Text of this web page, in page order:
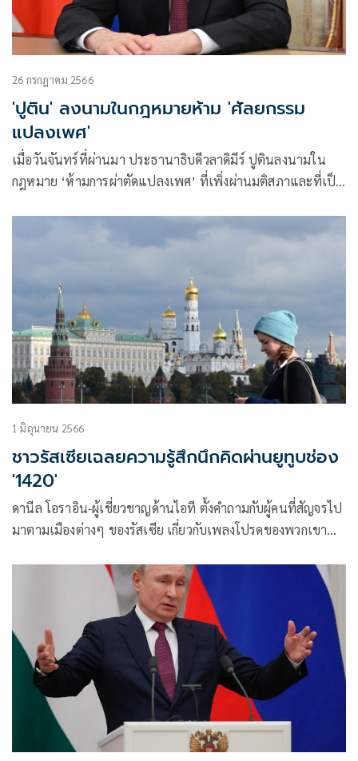
26 กรกฎาคม 2566
'ปูติน' ลงนามในกฎหมายห้าม 'ศัลยกรรม
แปลงเพศ'
เมื่อวันจันทร์ที่ผ่านมา ประธานาธิบดีวลาดิมีร์ ปูตินลงนามใน
กฎหมาย ‘ห้ามการผ่าตัดแปลงเพศ’ ที่เพิ่งผ่านมติสภาและที่เป็น
1 มิถุนายน 2566
ชาวรัสเซียเฉลยความรู้สึกนึกคิดผ่านยูทูบช่อง
'1420'
ดานีล โอราอิน-ผู้เชี่ยวชาญด้านไอที ตั้งคำถามกับผู้คนที่สัญจรไป
มาตามเมืองต่างๆ ของรัสเซีย เกี่ยวกับเพลงโปรดของพวกเขา